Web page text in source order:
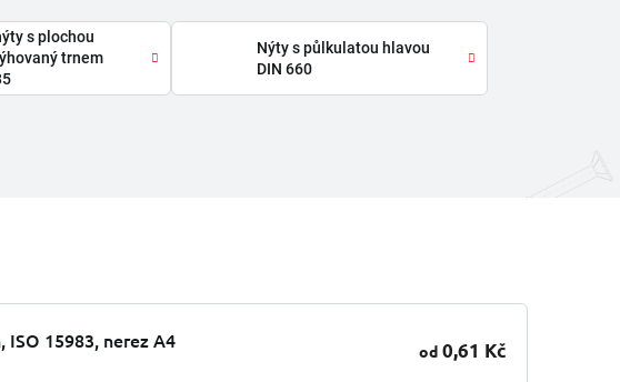
s plochou
trnem
Nýty s půlkulatou hlavou
DIN 660
15983, nerez A4 od 0,61 Kč